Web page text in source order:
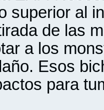
superior al
de las
a los
Esos
para